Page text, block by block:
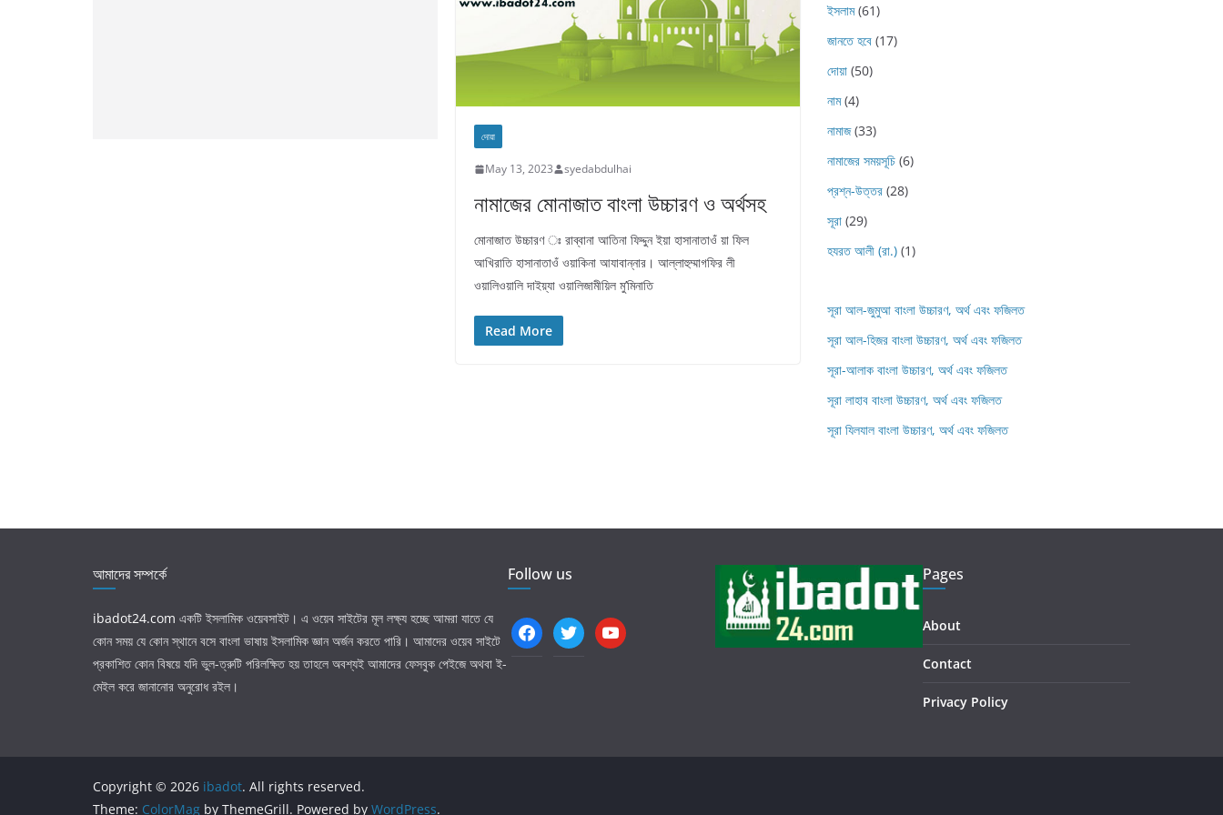
দোয়া
May 13, 2023 syedabdulhai
নামাজের মোনাজাত বাংলা উচ্চারণ ও অর্থসহ
মোনাজাত উচ্চারণ ঃ রাব্বানা আতিনা ফিদ্দুন ইয়া হাসানাতাওঁ য়া ফিল
আখিরাতি হাসানাতাওঁ ওয়াকিনা আযাবান্নার। আল্লাহুম্মাগফির লী
ওয়ালিওয়ালি দাইয়্যা ওয়ালিজামীয়িল মু’মিনাতি
Read More
ইসলাম(61)
জানতে হবে (17)
দোয়া (50)
নাম(4)
নামাজ(33)
নামাজের সময়সূচি (6)
প্রশ্ন-উত্তর (28)
সূরা (29)
হযরত আলী (রা.) (1)
সূরা আল-জুমুআ বাংলা উচ্চারণ, অর্থ এবং ফজিলত
সূরা আল-হিজর বাংলা উচ্চারণ, অর্থ এবং ফজিলত
সূরা-আলাক বাংলা উচ্চারণ, অর্থ এবং ফজিলত
সূরা লাহাব‌‌‌ বাংলা উচ্চারণ, অর্থ এবং ফজিলত
সূরা যিলযাল বাংলা উচ্চারণ, অর্থ এবং ফজিলত
আমাদের সম্পর্কে
ibadot24.com একটি ইসলামিক ওয়েবসাইট। এ ওয়েব সাইটের মূল লক্ষ্য হচ্ছে আমরা যাতে যে
কোন সময় যে কোন স্থানে বসে বাংলা ভাষায় ইসলামিক জ্ঞান অর্জন করতে পারি। আমাদের ওয়েব সাইটে
প্রকাশিত কোন বিষয়ে যদি ভুল-ত্রুটি পরিলক্ষিত হয় তাহলে অবশ্যই আমাদের ফেসবুক পেইজে অথবা ই-
মেইল করে জানানোর অনুরোধ রইল।
Follow us
facebooktwitter youtube
Pages
About
Contact
Privacy Policy
Copyright © 2026 ibadot. All rights reserved.
Theme: ColorMag by ThemeGrill. Powered by WordPress.